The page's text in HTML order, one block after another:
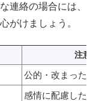
連絡の場合には、
がけましょう。
注意
公的・改まった
感情に配慮した